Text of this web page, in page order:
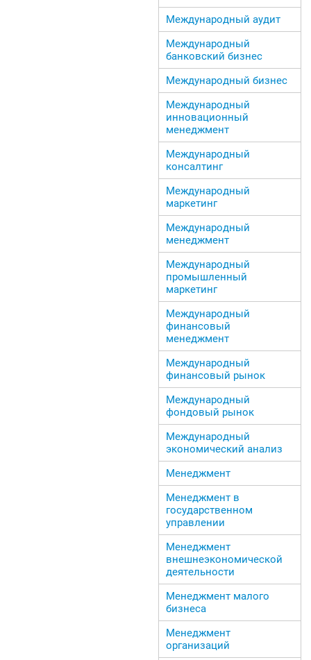
Международный аудит
Международный
банковский бизнес
Международный бизнес
Международный
инновационный
менеджмент
Международный
консалтинг
Международный
маркетинг
Международный
менеджмент
Международный
промышленный
маркетинг
Международный
финансовый
менеджмент
Международный
финансовый рынок
Международный
фондовый рынок
Международный
экономический анализ
Менеджмент
Менеджмент в
государственном
управлении
Менеджмент
внешнеэкономической
деятельности
Менеджмент малого
бизнеса
Менеджмент
организаций